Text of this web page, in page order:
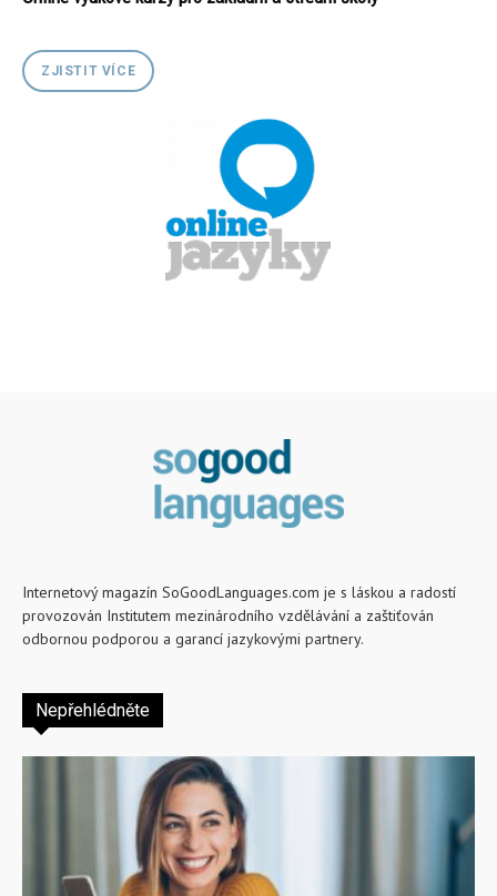
ZJISTIT VÍCE
Internetový magazín SoGoodLanguages.com je s láskou a radostí
provozován Institutem mezinárodního vzdělávání a zaštiťován
odbornou podporou a garancí jazykovými partnery.
Nepřehlédněte